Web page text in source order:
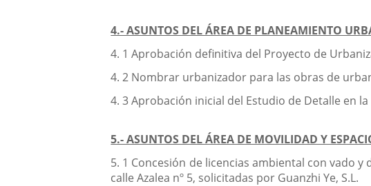
4.- ASUNTOS DEL ÁREA DE PLANEAMIENTO
4. 1 Aprobación definitiva del Proyecto de
4. 2 Nombrar urbanizador para las obras de
4. 3 Aprobación inicial del Estudio de Detalle en
5.- ASUNTOS DEL ÁREA DE MOVILIDAD Y
5. 1 Concesión de licencias ambiental con vado
calle Azalea nº 5, solicitadas por Guanzhi Ye, S.L.